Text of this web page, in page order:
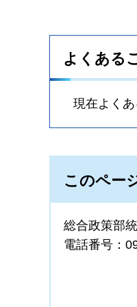
よくある
現在よく
このペー
総合政策部
電話番号：